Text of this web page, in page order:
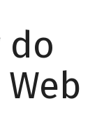
do